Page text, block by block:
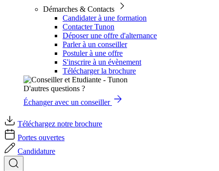
Démarches & Contacts
Candidater à une formation
Contacter Tunon
Déposer une offre d'alternance
Parler à un conseiller
Postuler à une offre
S'inscrire à un évènement
Télécharger la brochure
D'autres questions ?
Échanger avec un conseiller
Téléchargez notre brochure
Portes ouvertes
Candidature